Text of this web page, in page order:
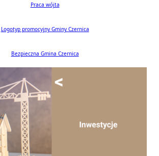
Praca wójta
Logotyp promocyjny Gminy Czernica